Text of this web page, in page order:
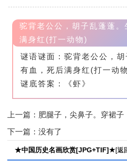
驼背老公公，胡子乱蓬蓬。
满身红(打一动物)
谜语谜面：驼背老公公，
有血，死后满身红(打一动
谜底答案：《虾》
上一篇： 肥腿子，尖鼻子。穿裙
底：鳖【点击查看】
下一篇：没有了
★中国历史名画欣赏[JPG+TIF]★[返